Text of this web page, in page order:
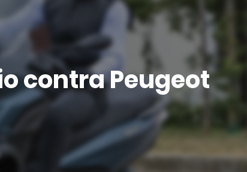
contra Peugeot